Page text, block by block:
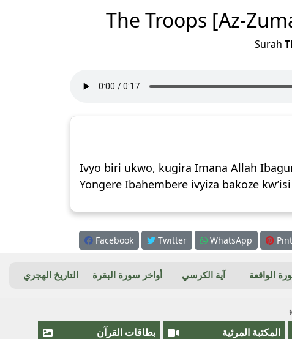
The Troops [Az-
Surah
Ivyo biri ukwo, kugira Imana Allah
Yongere Ibahembere ivyiza bakoze
Facebook Twitter WhatsApp
الواقعة آية الكرسي أواخر سورة البقرة التاريخ الهجري
المكتبة المرئية بطاقات القرآن